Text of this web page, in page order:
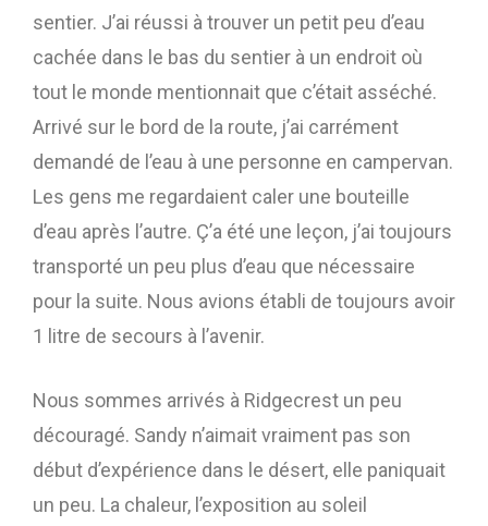
sentier. J’ai réussi à trouver un petit peu d’eau
cachée dans le bas du sentier à un endroit où
tout le monde mentionnait que c’était asséché.
Arrivé sur le bord de la route, j’ai carrément
demandé de l’eau à une personne en campervan.
Les gens me regardaient caler une bouteille
d’eau après l’autre. Ç’a été une leçon, j’ai toujours
transporté un peu plus d’eau que nécessaire
pour la suite. Nous avions établi de toujours avoir
1 litre de secours à l’avenir.
Nous sommes arrivés à Ridgecrest un peu
découragé. Sandy n’aimait vraiment pas son
début d’expérience dans le désert, elle paniquait
un peu. La chaleur, l’exposition au soleil